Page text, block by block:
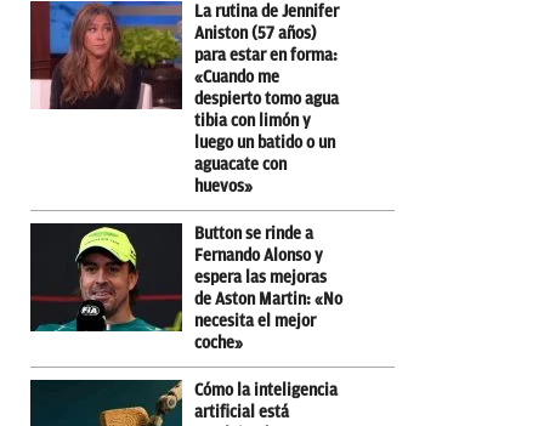
La rutina de Jennifer
Aniston (57 años)
para estar en forma:
«Cuando me
despierto tomo agua
tibia con limón y
luego un batido o un
aguacate con
huevos»
Button se rinde a
Fernando Alonso y
espera las mejoras
de Aston Martin: «No
necesita el mejor
coche»
Cómo la inteligencia
artificial está